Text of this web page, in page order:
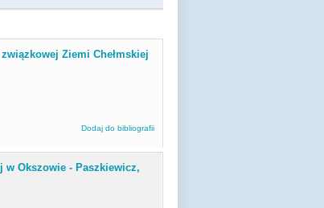
Ziemi Chełmskiej
Dodaj do bibliografii
w Okszowie - Paszkiewicz,